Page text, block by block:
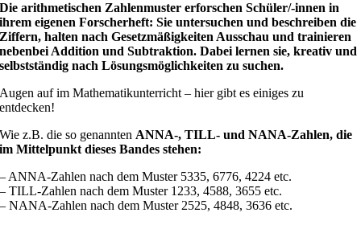
Die arithmetischen Zahlenmuster erforschen Schüler/-innen in
ihrem eigenen Forscherheft: Sie untersuchen und beschreiben die
Ziffern, halten nach Gesetzmäßigkeiten Ausschau und trainieren
nebenbei Addition und Subtraktion. Dabei lernen sie, kreativ und
selbstständig nach Lösungsmöglichkeiten zu suchen.
Augen auf im Mathematikunterricht – hier gibt es einiges zu
entdecken!
Wie z.B. die so genanntenANNA-, TILL- und NANA-Zahlen, die
im Mittelpunkt dieses Bandes stehen:
– ANNA-Zahlen nach dem Muster 5335, 6776, 4224 etc.
– TILL-Zahlen nach dem Muster 1233, 4588, 3655 etc.
– NANA-Zahlen nach dem Muster 2525, 4848, 3636 etc.